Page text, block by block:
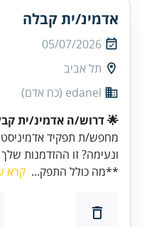
אדמינ/ית קבלה
05/07/2026
תל אביב
edanel (כח אדם)
🌟 דרוש/ה אדמינ/ית
מחפש/ת תפקיד
ונעימה? זו ההזדמנות
**מה כולל התפק... קרא